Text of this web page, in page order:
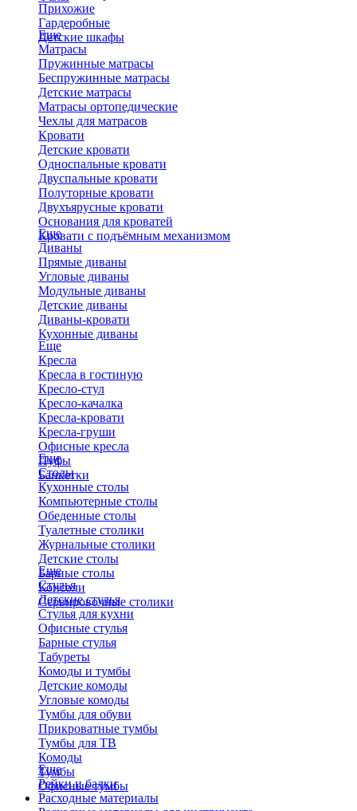
Прихожие
Гардеробные
Детские шкафы
Еще
Матрасы
Пружинные матрасы
Беспружинные матрасы
Детские матрасы
Матрасы ортопедические
Чехлы для матрасов
Кровати
Детские кровати
Односпальные кровати
Двуспальные кровати
Полуторные кровати
Двухъярусные кровати
Основания для кроватей
Кровати с подъёмным механизмом
Еще
Диваны
Прямые диваны
Угловые диваны
Модульные диваны
Детские диваны
Диваны-кровати
Кухонные диваны
Еще
Кресла
Кресла в гостиную
Кресло-стул
Кресло-качалка
Кресла-кровати
Кресла-груши
Офисные кресла
Пуфы
Банкетки
Еще
Столы
Кухонные столы
Компьютерные столы
Обеденные столы
Туалетные столики
Журнальные столики
​Детские столы
Барные столы
Консоли
Сервировочные столики
Еще
Стулья
Детские стулья
Стулья для кухни
Офисные стулья
Барные стулья
Табуреты
Комоды и тумбы
Детские комоды
Угловые комоды
Тумбы для обуви
Прикроватные тумбы
Тумбы для ТВ
Комоды
Тумбы
Офисные тумбы
Еще
Рейки и балки
Расходные материалы